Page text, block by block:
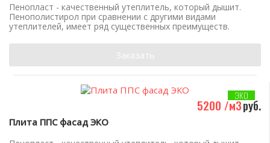
Пенопласт - качественный утеплитель, который дышит.
Пенополистирол при сравнении с другими видами
утеплителей, имеет ряд существенных преимуществ.
Заказать
ЭКО
5200 /м3руб.
Плита ППС фасад ЭКО